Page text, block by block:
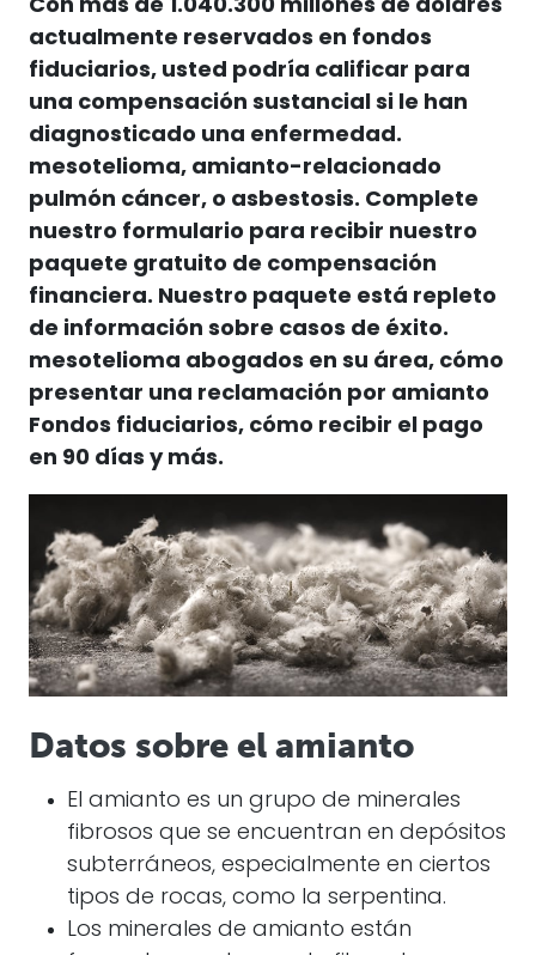
Con más de 1.040.300 millones de dólares
actualmente reservados en fondos
fiduciarios, usted podría calificar para
una compensación sustancial si le han
diagnosticado una enfermedad.
mesotelioma, amianto-relacionado
pulmón cáncer, o asbestosis. Complete
nuestro formulario para recibir nuestro
paquete gratuito de compensación
financiera. Nuestro paquete está repleto
de información sobre casos de éxito.
mesotelioma abogados en su área, cómo
presentar una reclamación por amianto
Fondos fiduciarios, cómo recibir el pago
en 90 días y más.
Datos sobre el amianto
El amianto es un grupo de minerales
fibrosos que se encuentran en depósitos
subterráneos, especialmente en ciertos
tipos de rocas, como la serpentina.
Los minerales de amianto están